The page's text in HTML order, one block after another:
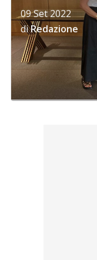
09 Set 2022
diRedazione